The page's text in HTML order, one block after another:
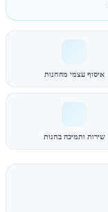
איסוף עצמי מהחנות
שירות ותמיכה בחנות